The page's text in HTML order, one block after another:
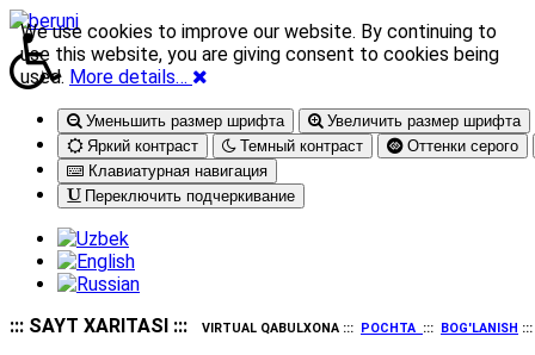
Уменьшить размер шрифта
Увеличить размер шрифта
Яркий контраст
Темный контраст
Оттенки серого
Клавиатурная навигация
Переключить подчеркивание
::: SAYT XARITASI ::: VIRTUAL QABULXONA ::: POCHTA ::: BOG'LANISH
We use cookies to improve our website. By continuing to
use this website, you are giving consent to cookies being
used. More details…